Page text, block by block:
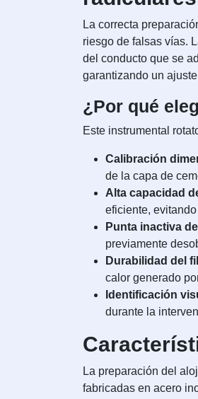
La correcta
riesgo de falsas vías.
del conducto que se
garantizando un
¿Por qué
Este instrumental
Calibración
de la capa de
Alta capacidad
eficiente,
Punta inactiva
previamente
Durabilidad del
calor generado
Identificación
durante la
La preparación del
fabricadas en acero